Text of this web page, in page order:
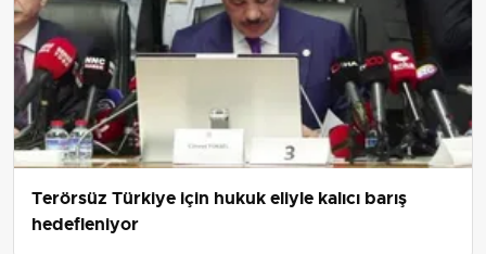
Terörsüz Türkiye için hukuk eliyle kalıcı barış
hedefleniyor